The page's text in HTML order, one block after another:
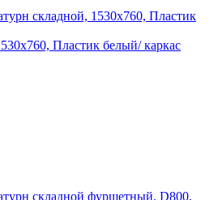
Пластик белый/ каркас